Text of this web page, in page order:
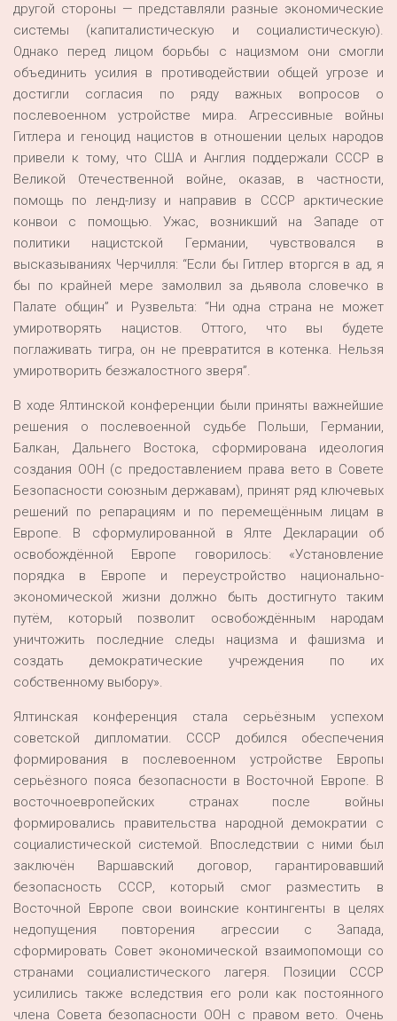
другой стороны — представляли разные экономические
системы (капиталистическую и социалистическую).
Однако перед лицом борьбы с нацизмом они смогли
объединить усилия в противодействии общей угрозе и
достигли согласия по ряду важных вопросов о
послевоенном устройстве мира. Агрессивные войны
Гитлера и геноцид нацистов в отношении целых народов
привели к тому, что США и Англия поддержали СССР в
Великой Отечественной войне, оказав, в частности,
помощь по ленд-лизу и направив в СССР арктические
конвои с помощью. Ужас, возникший на Западе от
политики нацистской Германии, чувствовался в
высказываниях Черчилля: “Если бы Гитлер вторгся в ад, я
бы по крайней мере замолвил за дьявола словечко в
Палате общин” и Рузвельта: “Ни одна страна не может
умиротворять нацистов. Оттого, что вы будете
поглаживать тигра, он не превратится в котенка. Нельзя
умиротворить безжалостного зверя”.
В ходе Ялтинской конференции были приняты важнейшие
решения о послевоенной судьбе Польши, Германии,
Балкан, Дальнего Востока, сформирована идеология
создания ООН (с предоставлением права вето в Совете
Безопасности союзным державам), принят ряд ключевых
решений по репарациям и по перемещённым лицам в
Европе. В сформулированной в Ялте Декларации об
освобождённой Европе говорилось: «Установление
порядка в Европе и переустройство национально-
экономической жизни должно быть достигнуто таким
путём, который позволит освобождённым народам
уничтожить последние следы нацизма и фашизма и
создать демократические учреждения по их
собственному выбору».
Ялтинская конференция стала серьёзным успехом
советской дипломатии. СССР добился обеспечения
формирования в послевоенном устройстве Европы
серьёзного пояса безопасности в Восточной Европе. В
восточноевропейских странах после войны
формировались правительства народной демократии с
социалистической системой. Впоследствии с ними был
заключён Варшавский договор, гарантировавший
безопасность СССР, который смог разместить в
Восточной Европе свои воинские контингенты в целях
недопущения повторения агрессии с Запада,
сформировать Совет экономической взаимопомощи со
странами социалистического лагеря. Позиции СССР
усилились также вследствия его роли как постоянного
члена Совета безопасности ООН с правом вето. Очень